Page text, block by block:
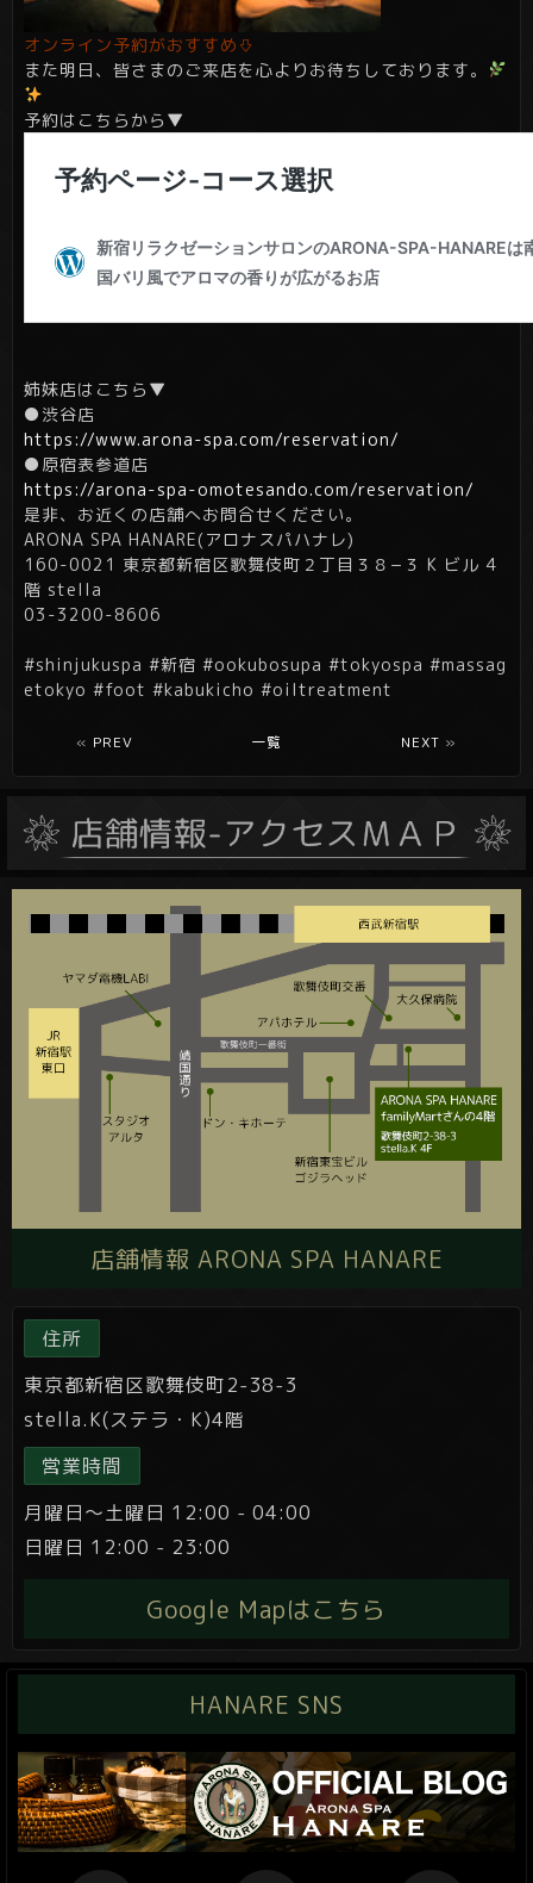
オンライン予約がおすすめ⇩
また明日、皆さまのご来店を心よりお待ちしております。
予約はこちらから▼
姉妹店はこちら▼
●渋谷店
https://www.arona-spa.com/reservation/
●原宿表参道店
https://arona-spa-omotesando.com/reservation/
是非、お近くの店舗へお問合せください。
ARONA SPA HANARE(アロナスパハナレ)
160-0021 東京都新宿区歌舞伎町２丁目３８−３ K ビル 4
階 stella
03-3200-8606
#shinjukuspa #新宿 #ookubosupa #tokyospa #massag
etokyo #foot #kabukicho #oiltreatment
« PREV 一覧 NEXT »
店舗情報 ARONA SPA HANARE
住所
東京都新宿区歌舞伎町2-38-3
stella.K(ステラ・K)4階
営業時間
月曜日～土曜日 12:00 - 04:00
日曜日 12:00 - 23:00
Google Mapはこちら
HANARE SNS